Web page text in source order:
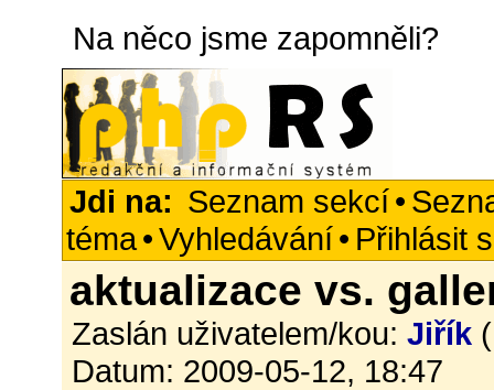
Na něco jsme zapomněli?
Jdi na: Seznam sekcí•
téma•Vyhledávání• Přihlásit
aktualizace vs.
Zaslán uživatelem/kou:Jiřík
Datum: 2009-05-12, 18:47